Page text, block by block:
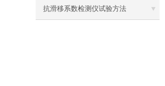
抗滑移系数检测仪试验方法